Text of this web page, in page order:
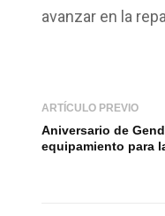
avanzar en la
ARTÍCULO PREVIO
Aniversario de
equipamiento para